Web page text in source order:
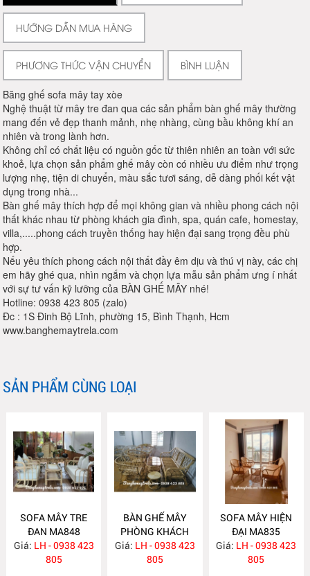
HƯỚNG DẪN MUA HÀNG
PHƯƠNG THỨC VẬN CHUYỂN BÌNH LUẬN
Băng ghế sofa mây tay xòe
Nghệ thuật từ mây tre đan qua các sản phẩm bàn ghế mây thường
mang đến vẻ đẹp thanh mảnh, nhẹ nhàng, cùng bầu không khí an
nhiên và trong lành hơn.
Không chỉ có chất liệu có nguồn gốc từ thiên nhiên an toàn với sức
khoẻ, lựa chọn sản phẩm ghế mây còn có nhiều ưu điểm như trọng
lượng nhẹ, tiện di chuyển, màu sắc tươi sáng, dễ dàng phối kết vật
dụng trong nhà...
Bàn ghế mây thích hợp để mọi không gian và nhiều phong cách nội
thất khác nhau từ phòng khách gia đình, spa, quán cafe, homestay,
villa,.....phong cách truyền thống hay hiện đại sang trọng đều phù
hợp.
Nếu yêu thích phong cách nội thất đầy êm dịu và thú vị này, các chị
em hãy ghé qua, nhìn ngắm và chọn lựa mẫu sản phẩm ưng í nhất
với sự tư vấn kỹ lưỡng của BÀN GHẾ MÂY nhé!
Hotline: 0938 423 805 (zalo)
Đc : 1S Đinh Bộ Lĩnh, phường 15, Bình Thạnh, Hcm
www.banghemaytrela.com
SẢN PHẨM CÙNG LOẠI
SOFA MÂY TRE
ĐAN MA848
Giá: LH - 0938 423
805
BÀN GHẾ MÂY
PHÒNG KHÁCH
MA839
Giá: LH - 0938 423
805
SOFA MÂY HIỆN
ĐẠI MA835
Giá: LH - 0938 423
805